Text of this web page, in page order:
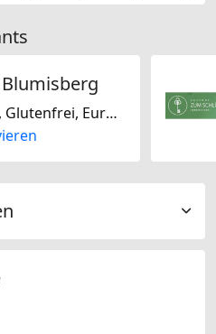
Biogerichte, Glutenfrei, Europäisch, International, Italienisch, Argentinisch, Französisch, Schweizerisch